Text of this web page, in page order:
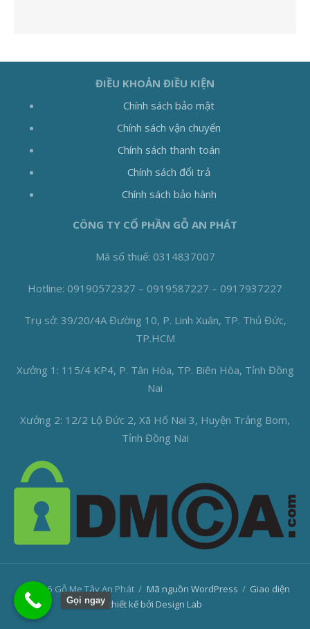
ĐIỀU KHOẢN ĐIỀU KIỆN
Chính sách bảo mật
Chính sách vận chuyển
Chính sách thanh toán
Chính sách đổi trả
Chính sách bảo hành
CÔNG TY CỔ PHẦN GỖ AN PHÁT
Mã số thuế: 0314837007
Hotline: 09190572327 – 0919587227 – 0917937227
Trụ sở: 39/20/4A Đường 10, P. Linh Xuân, TP. Thủ Đức,
TP.HCM
Xưởng 1: 115/4 KP4, P. Tân Hòa, TP. Biên Hòa, Tỉnh Đồng
Nai
Xưởng 2: 12/2 Lộ Đức 2, Xã Hố Nai 3, Huyện Trảng Bom,
Tỉnh Đồng Nai
© 2026 Gỗ Me Tây An Phát / Mã nguồn WordPress / Giao diện
thiết kế bởi Design Lab
Gọi ngay